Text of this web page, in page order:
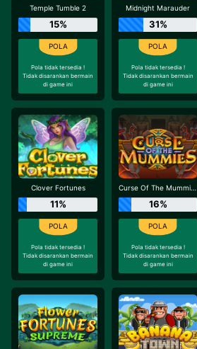
Temple Tumble 2
15%
Pola tidak tersedia !
Tidak disarankan bermain
di game ini
Midnight Marauder
31%
Pola tidak tersedia !
Tidak disarankan bermain
di game ini
Clover Fortunes
11%
Pola tidak tersedia !
Tidak disarankan bermain
di game ini
Curse Of The Mummies
16%
Pola tidak tersedia !
Tidak disarankan bermain
di game ini